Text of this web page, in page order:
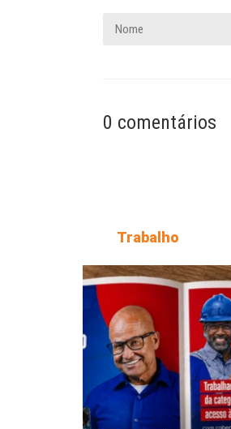
0 comentários
Trabalho
NILTON NECO
Sindec: 94 anos de união e
MARIA AUXILIADORA
Agosto Lilás: todos e todas no
combate à...
EDUARDO ANNUNCIATO CHICÃO